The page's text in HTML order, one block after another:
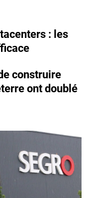
: les
construire
ont doublé